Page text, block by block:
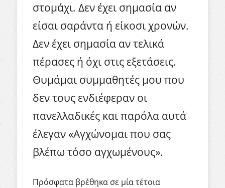
στομάχι. Δεν έχει σημασία αν
είσαι σαράντα ή είκοσι χρονών.
Δεν έχει σημασία αν τελικά
πέρασες ή όχι στις εξετάσεις.
Θυμάμαι συμμαθητές μου που
δεν τους ενδιέφεραν οι
πανελλαδικές και παρόλα αυτά
έλεγαν «Αγχώνομαι που σας
βλέπω τόσο αγχωμένους».
Πρόσφατα βρέθηκα σε μία τέτοια